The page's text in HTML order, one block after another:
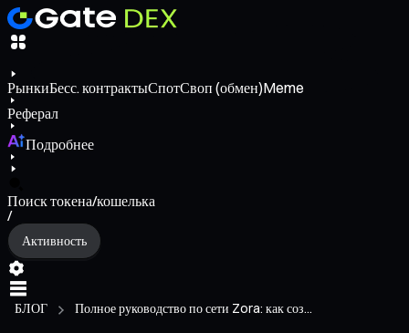
РынкиБесс. контрактыСпотСвоп (обмен)Meme
Реферал
Подробнее
Поиск токена/кошелька
/
Активность
БЛОГ Полное руководство по сети Zora: как соз...